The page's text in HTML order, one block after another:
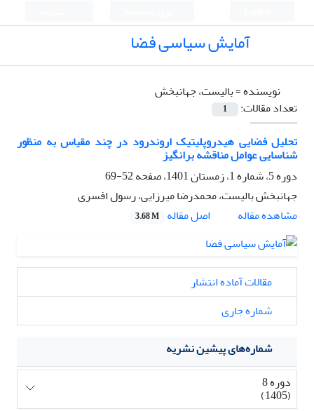
آمایش سیاسی فضا
نویسنده =بالیست، جهانبخش
تعداد مقالات:
1
تحلیل فضایی هیدروپلیتیک اروندرود در چند مقیاس به منظور
شناسایی عوامل مناقشه برانگیز
دوره 5، شماره 1، زمستان 1401، صفحه
52-69
جهانبخش بالیست، محمدرضا میرزایی، رسول افسری
مشاهده مقاله
اصل مقاله 3.68 M
مقالات آماده انتشار
شماره جاری
شماره‌های پیشین نشریه
دوره 8
(1405)